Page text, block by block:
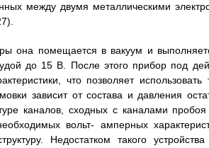
между двумя металлическими
она помещается в вакуум и
до 15 В. После этого прибор под
что позволяет
зависит от состава и давления
каналов, сходных с каналами
вольт- амперных
Недостатком такого устройства